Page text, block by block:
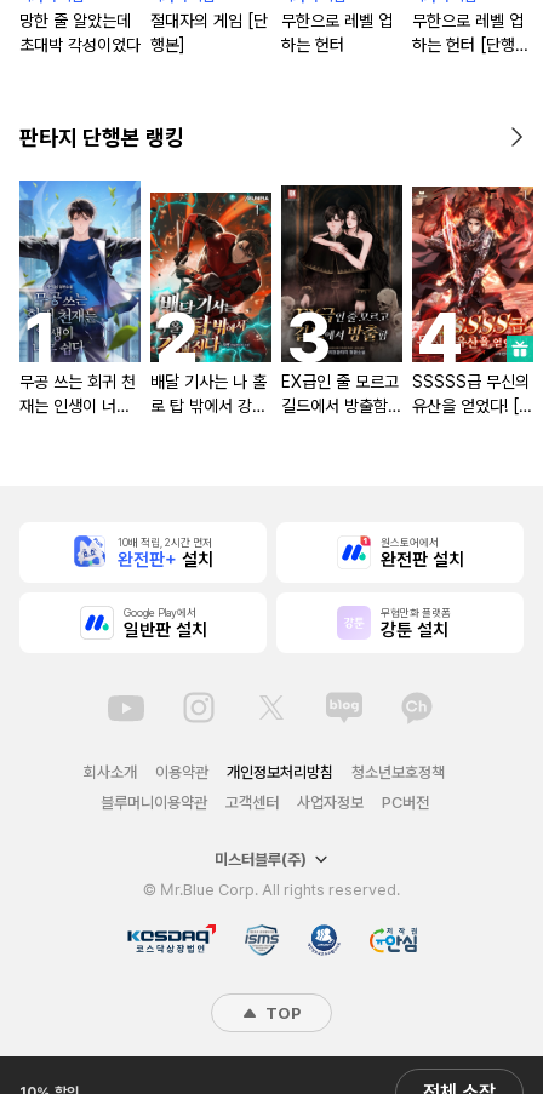
망한 줄 알았는데
초대박 각성이었다
절대자의 게임 [단
행본]
무한으로 레벨 업
하는 헌터
무한으로 레벨 업
하는 헌터 [단행
판타지 단행본 랭킹
무공 쓰는 회귀 천
재는 인생이 너무
배달 기사는 나 홀
로 탑 밖에서 강해
EX급인 줄 모르고
길드에서 방출함
SSSSS급 무신의
유산을 얻었다! [단
10배 적립, 2시간 먼저
완전판+ 설치
원스토어에서
완전판 설치
Google Play에서
일반판 설치
무협만화 플랫폼
강툰 설치
회사소개 이용약관 개인정보처리방침
청소년보호정책
블루머니이용약관
고객센터 사업자정보 PC버전
미스터블루(주)
© Mr.Blue Corp. All rights reserved.
TOP